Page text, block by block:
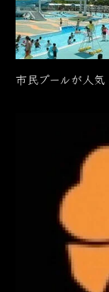
市民プールが人気